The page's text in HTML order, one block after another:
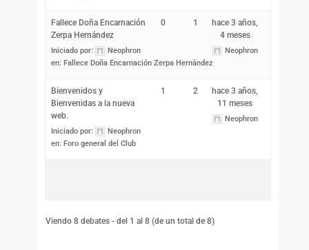
Fallece Doña Encarnación
Zerpa Hernández
Iniciado por:
Neophron
en: Fallece Doña Encarnación Zerpa Hernández
0 1
hace 3 años,
4 meses
Neophron
Bienvenidos y
Bienvenidas a la nueva
web.
Iniciado por:
Neophron
en: Foro general del Club
1 2
hace 3 años,
11 meses
Neophron
Viendo 8 debates - del 1 al 8 (de un total de 8)